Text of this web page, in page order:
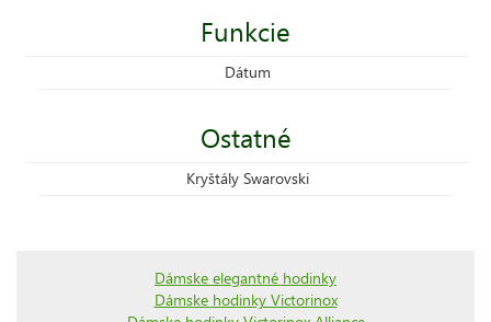
Funkcie
Dátum
Ostatné
Kryštály Swarovski
Dámske elegantné hodinky
Dámske hodinky Victorinox